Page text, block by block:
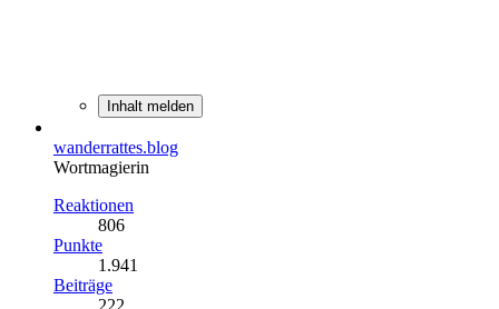
Inhalt melden
wanderrattes.blog
Wortmagierin
Reaktionen
806
Punkte
1.941
Beiträge
222